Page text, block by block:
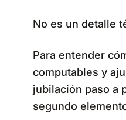
No es un detalle
Para entender
computables y
jubilación paso a
segundo